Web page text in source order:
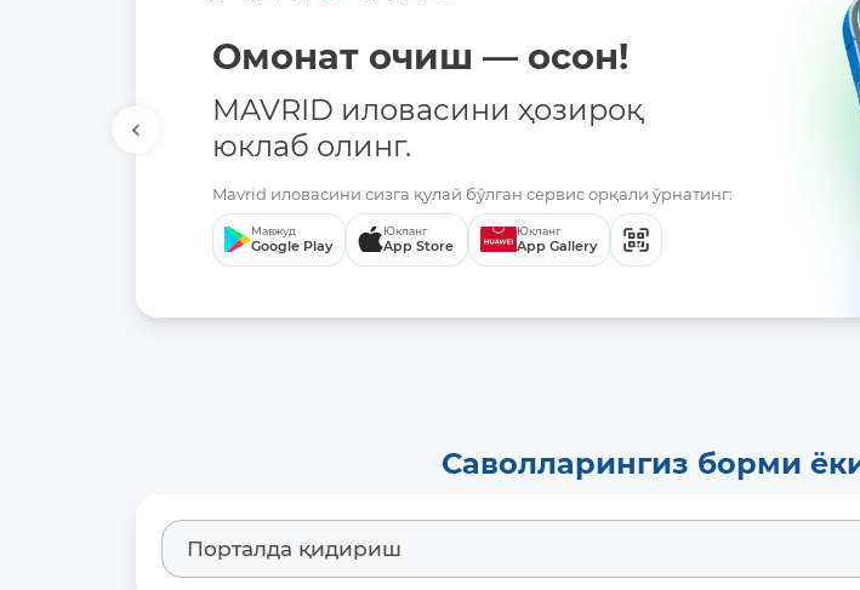
Омонат очиш — осон!
MAVRID иловасини ҳозироқ
юклаб олинг.
Mavrid иловасини сизга қулай бўлган сервис орқали ўрнатинг:
Мавжуд
Google Play
Юкланг
App Store
Юкланг
App Gallery
Саволларингиз борми